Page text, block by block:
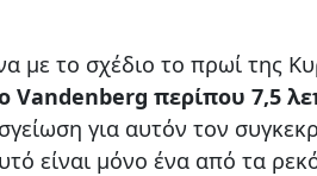
με το σχέδιο το πρωί της
Vandenberg περίπου 7,5
για αυτόν τον
είναι μόνο ένα από τα